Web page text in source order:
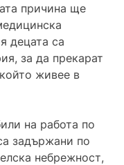
причина ще
децата са
за да прекарат
живее в
на работа по
задържани по
небрежност,